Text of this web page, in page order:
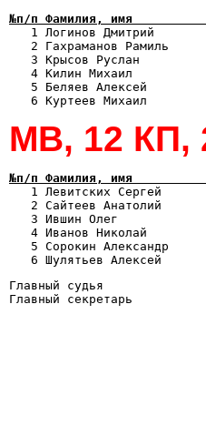
№п/п Фамилия, имя
1 Логинов Дмитрий
2 Гахраманов Рамиль
3 Крысов Руслан
4 Килин Михаил
5 Беляев Алексей
МВ, 12 КП,
№п/п Фамилия, имя
1 Левитских Сергей
2 Сайтеев Анатолий
3 Ившин Олег
4 Иванов Николай
5 Сорокин Александр
Главный судья
Главный секретарь